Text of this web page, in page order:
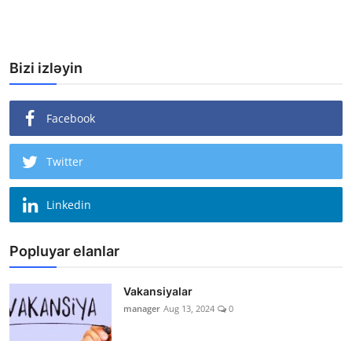
Bizi izləyin
Facebook
Twitter
Linkedin
Popluyar elanlar
Vakansiyalar
manager Aug 13, 2024 0